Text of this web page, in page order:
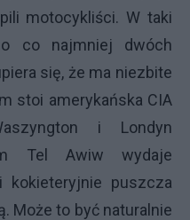
motocykliści. W taki
co najmniej dwóch
się, że ma niezbite
stoi amerykańska CIA
i Londyn
Tel Awiw wydaje
kokieteryjnie puszcza
Może to być naturalnie